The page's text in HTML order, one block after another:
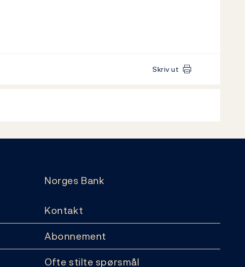
Skriv ut
Norges Bank
Kontakt
Abonnement
Ofte stilte spørsmål